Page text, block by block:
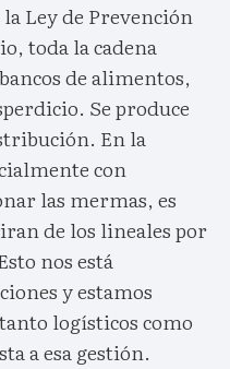
Ley de Prevención
toda la cadena
de alimentos,
Se produce
En la
con
las mermas, es
de los lineales por
nos está
y estamos
logísticos como
a esa gestión.